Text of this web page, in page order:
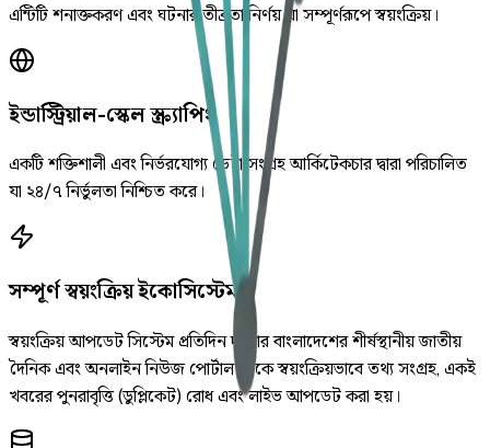
এন্টিটি শনাক্তকরণ এবং ঘটনার তীব্রতা নির্ণয় যা সম্পূর্ণরূপে স্বয়ংক্রিয়।
ইন্ডাস্ট্রিয়াল-স্কেল স্ক্র্যাপিং
একটি শক্তিশালী এবং নির্ভরযোগ্য ডেটা সংগ্রহ আর্কিটেকচার দ্বারা পরিচালিত
যা ২৪/৭ নির্ভুলতা নিশ্চিত করে।
সম্পূর্ণ স্বয়ংক্রিয় ইকোসিস্টেম
স্বয়ংক্রিয় আপডেট সিস্টেম প্রতিদিন দুইবার বাংলাদেশের শীর্ষস্থানীয় জাতীয়
দৈনিক এবং অনলাইন নিউজ পোর্টাল থেকে স্বয়ংক্রিয়ভাবে তথ্য সংগ্রহ, একই
খবরের পুনরাবৃত্তি (ডুপ্লিকেট) রোধ এবং লাইভ আপডেট করা হয়।